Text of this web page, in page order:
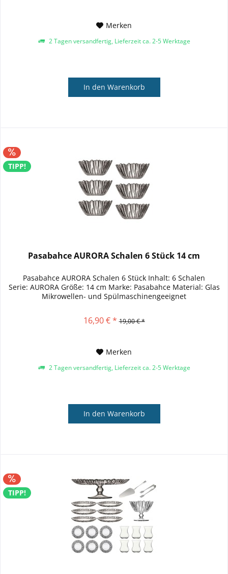
Merken
2 Tagen versandfertig, Lieferzeit ca. 2-5 Werktage
In den Warenkorb
TIPP!
Pasabahce AURORA Schalen 6 Stück 14 cm
Pasabahce AURORA Schalen 6 Stück Inhalt: 6 Schalen
Serie: AURORA Größe: 14 cm Marke: Pasabahce Material: Glas
Mikrowellen- und Spülmaschinengeeignet
16,90 € * 19,00 € *
Merken
2 Tagen versandfertig, Lieferzeit ca. 2-5 Werktage
In den Warenkorb
TIPP!